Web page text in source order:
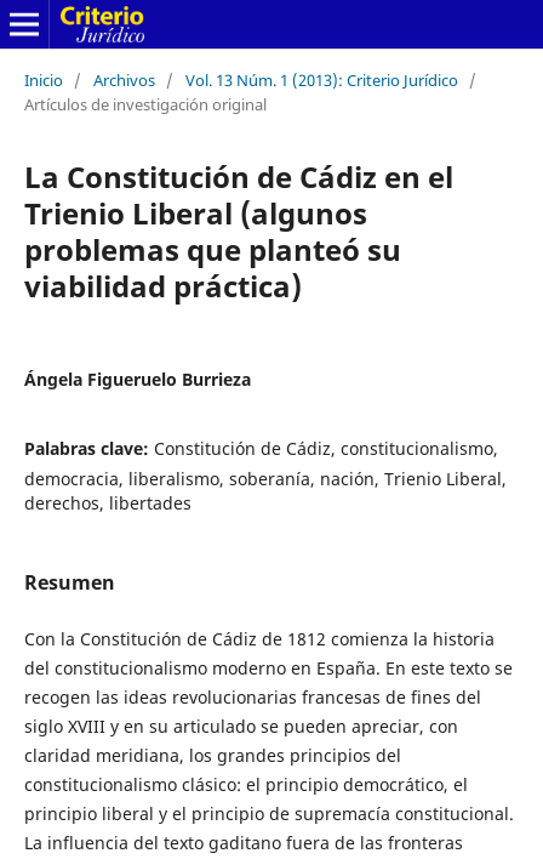
Inicio / Archivos / Vol. 13 Núm. 1 (2013): Criterio Jurídico /
Artículos de investigación original
La Constitución de Cádiz en el
Trienio Liberal (algunos
problemas que planteó su
viabilidad práctica)
Ángela Figueruelo Burrieza
Palabras clave: Constitución de Cádiz, constitucionalismo,
democracia, liberalismo, soberanía, nación, Trienio Liberal,
derechos, libertades
Resumen
Con la Constitución de Cádiz de 1812 comienza la historia
del constitucionalismo moderno en España. En este texto se
recogen las ideas revolucionarias francesas de fines del
siglo XVIII y en su articulado se pueden apreciar, con
claridad meridiana, los grandes principios del
constitucionalismo clásico: el principio democrático, el
principio liberal y el principio de supremacía constitucional.
La influencia del texto gaditano fuera de las fronteras